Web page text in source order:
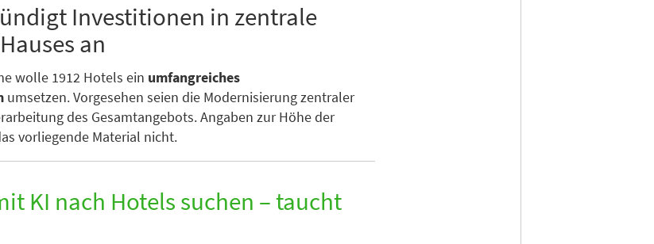
Investitionen in zentrale
an
wolle 1912 Hotels ein umfangreiches
umsetzen. Vorgesehen seien die Modernisierung zentraler
des Gesamtangebots. Angaben zur Höhe der
vorliegende Material nicht.
KI nach Hotels suchen – taucht